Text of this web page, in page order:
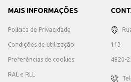
MAIS INFORMAÇÕES
Política de Privacidade
Condições de utilização
Preferências de cookies
RAL e RLL
113
4820-